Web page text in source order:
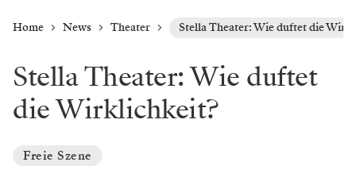
Home News Theater Stella Theater: Wie duftet die
Stella Theater: Wie duftet
die Wirklichkeit?
Freie Szene